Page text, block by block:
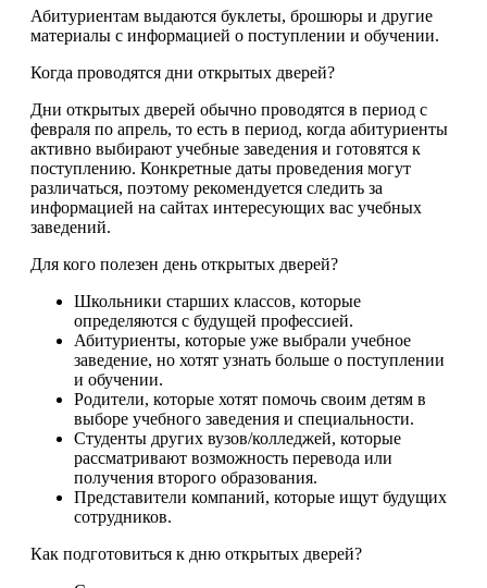
Абитуриентам выдаются буклеты, брошюры и другие
материалы с информацией о поступлении и обучении.
Когда проводятся дни открытых дверей?
Дни открытых дверей обычно проводятся в период с
февраля по апрель, то есть в период, когда абитуриенты
активно выбирают учебные заведения и готовятся к
поступлению. Конкретные даты проведения могут
различаться, поэтому рекомендуется следить за
информацией на сайтах интересующих вас учебных
заведений.
Для кого полезен день открытых дверей?
Школьники старших классов, которые
определяются с будущей профессией.
Абитуриенты, которые уже выбрали учебное
заведение, но хотят узнать больше о поступлении
и обучении.
Родители, которые хотят помочь своим детям в
выборе учебного заведения и специальности.
Студенты других вузов/колледжей, которые
рассматривают возможность перевода или
получения второго образования.
Представители компаний, которые ищут будущих
сотрудников.
Как подготовиться к дню открытых дверей?